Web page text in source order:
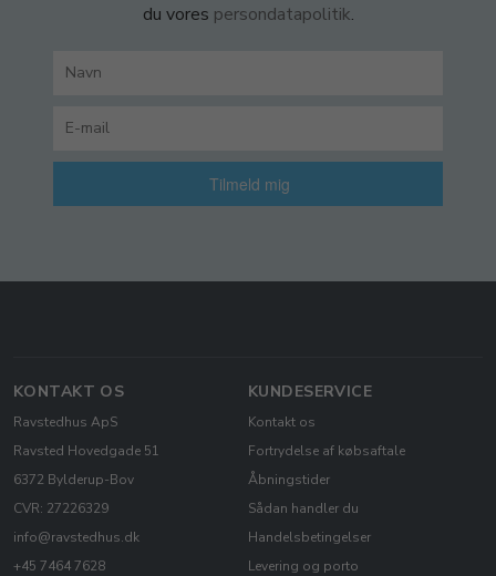
du vores persondatapolitik.
Tilmeld mig
KONTAKT OS
Ravstedhus ApS
Ravsted Hovedgade 51
6372 Bylderup-Bov
CVR: 27226329
info@ravstedhus.dk
+45 7464 7628
KUNDESERVICE
Kontakt os
Fortrydelse af købsaftale
Åbningstider
Sådan handler du
Handelsbetingelser
Levering og porto